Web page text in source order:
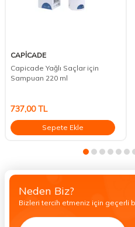
CAPİCADE
Capicade Yağlı Saçlar için
Sampuan 220 ml
737,00TL
Sepete Ekle
Neden Biz?
Bizleri tercih etmeniz için geçerli